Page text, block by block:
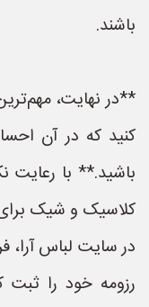
باشند.
**در نهایت،
کنید که در آن
باشید.** با رعایت
کلاسیک و شیک برای
در سایت لباس آرا،
رزومه خود را ثبت